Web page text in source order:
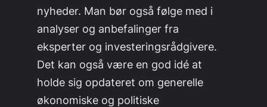
nyheder. Man bør også følge med i
analyser og anbefalinger fra
eksperter og investeringsrådgivere.
Det kan også være en god idé at
holde sig opdateret om generelle
økonomiske og politiske